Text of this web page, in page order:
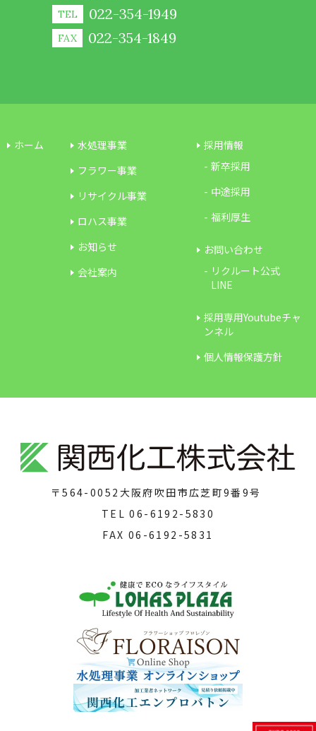
TEL 022-354-1949
FAX 022-354-1849
ホーム
水処理事業
フラワー事業
リサイクル事業
ロハス事業
お知らせ
会社案内
採用情報
新卒採用
中途採用
福利厚生
お問い合わせ
リクルート公式
LINE
採用専用Youtubeチャ
ンネル
個人情報保護方針
〒564-0052 大阪府吹田市広芝町9番9号
TEL06-6192-5830
FAX 06-6192-5831